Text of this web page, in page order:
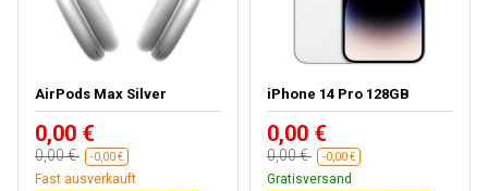
AirPods Max Silver
0,00 €
0,00 € -0,00 €
Fast ausverkauft
iPhone 14 Pro 128GB
0,00 €
0,00 € -0,00 €
Gratisversand